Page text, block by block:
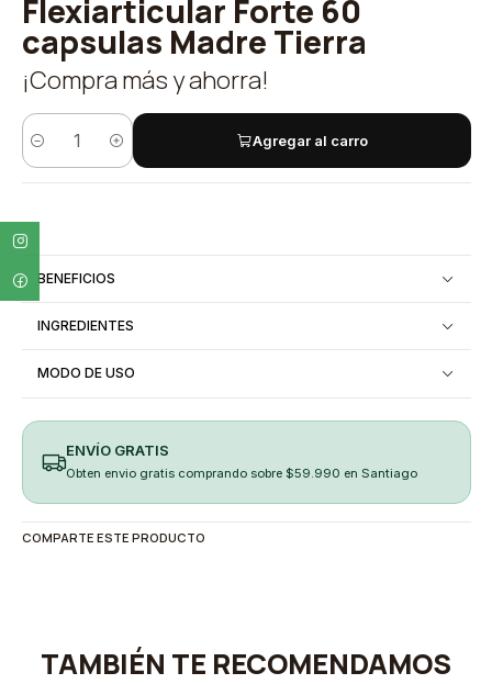
Flexiarticular Forte 60
capsulas Madre Tierra
¡Compra más y ahorra!
Cantidad
Agregar al carro
BENEFICIOS
INGREDIENTES
MODO DE USO
ENVÍO GRATIS
Obten envio gratis comprando sobre $59.990 en Santiago
COMPARTE ESTE PRODUCTO
TAMBIÉN TE RECOMENDAMOS